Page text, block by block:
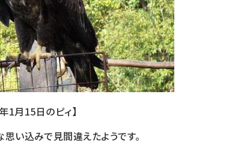
1月15日のピィ】
い込みで見間違えたようです。